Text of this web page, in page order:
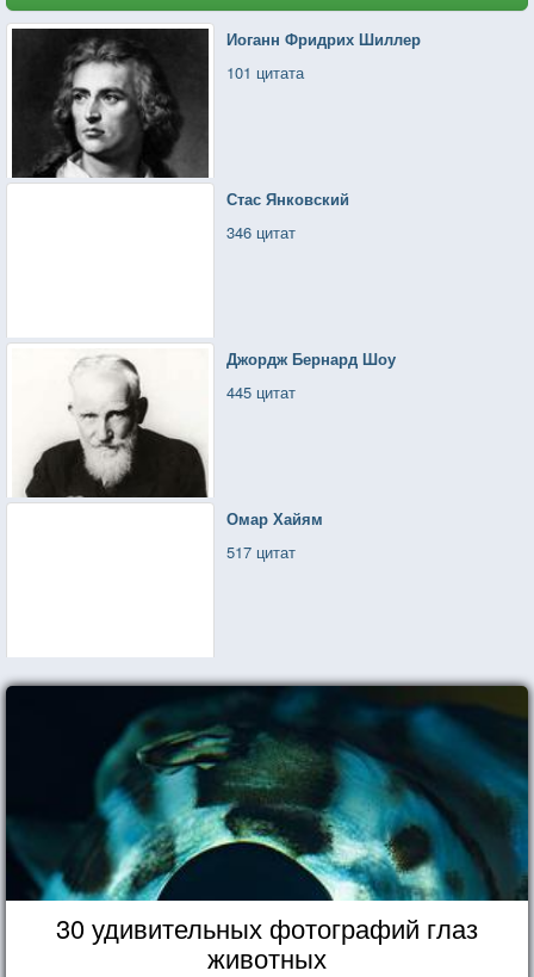
Иоганн Фридрих Шиллер
101 цитата
Стас Янковский
346 цитат
Джордж Бернард Шоу
445 цитат
Омар Хайям
517 цитат
30 удивительных фотографий глаз
животных